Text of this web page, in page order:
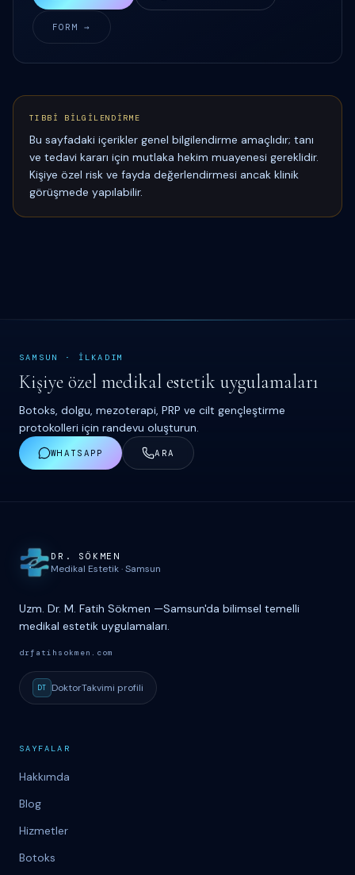
FORM →
TIBBİ BİLGİLENDİRME
Bu sayfadaki içerikler genel bilgilendirme amaçlıdır; tanı
ve tedavi kararı için mutlaka hekim muayenesi gereklidir.
Kişiye özel risk ve fayda değerlendirmesi ancak klinik
görüşmede yapılabilir.
SAMSUN · İ LKADIM
Kişiye özel medikal estetik uygulamaları
Botoks, dolgu, mezoterapi, PRP ve cilt gençleştirme
protokolleri için randevu oluşturun.
WHATSAPP ARA
Site haritası ve iletişim
DR. S Ö KMEN
Medikal Estetik·Samsun
Uzm. Dr. M. Fatih Sökmen —Samsun'da bilimsel temelli
medikal estetik uygulamaları.
drfatihsokmen.com
DT DoktorTakvimi profili
SAYFALAR
Hakkımda
Blog
Hizmetler
Botoks